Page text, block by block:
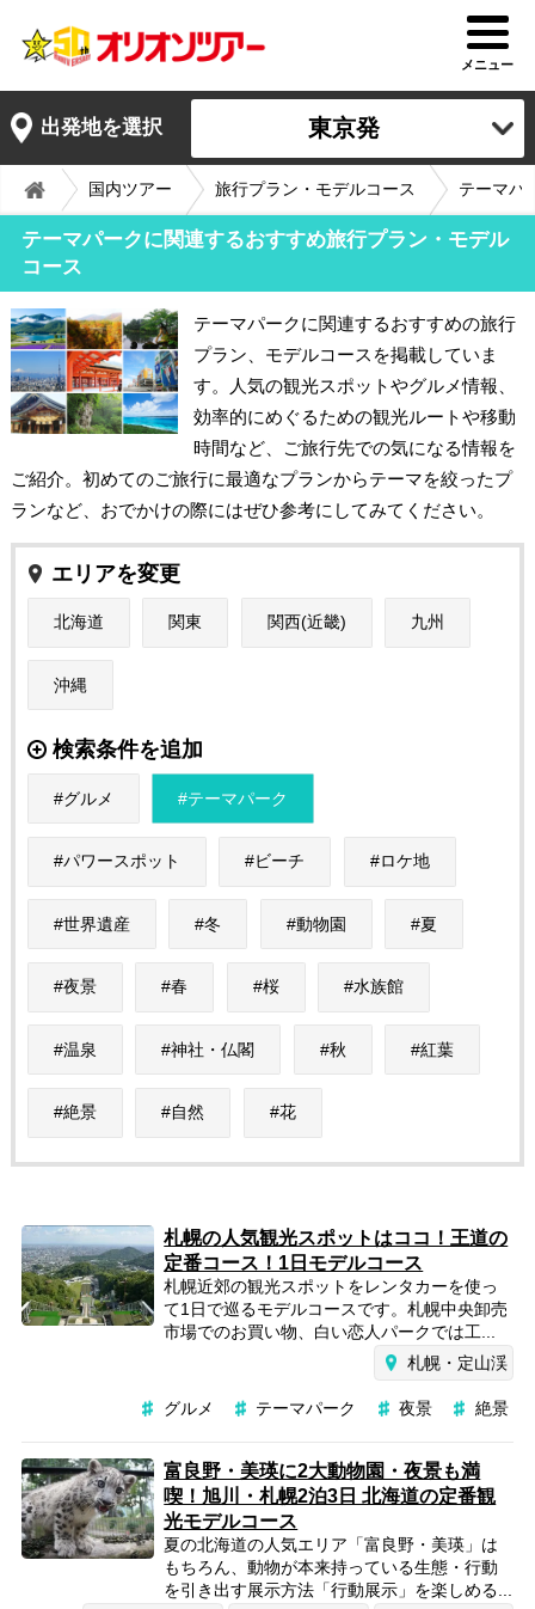
メニュー
出発地を選択 東京発
国内ツアー 旅行プラン・モデルコース テーマパ
テーマパークに関連するおすすめ旅行プラン・モデル
コース
テーマパークに関連するおすすめの旅行
プラン、モデルコースを掲載していま
す。人気の観光スポットやグルメ情報、
効率的にめぐるための観光ルートや移動
時間など、ご旅行先での気になる情報を
ご紹介。初めてのご旅行に最適なプランからテーマを絞ったプ
ランなど、おでかけの際にはぜひ参考にしてみてください。
エリアを変更
北海道 関東 関西(近畿) 九州
沖縄
検索条件を追加
グルメ テーマパーク
パワースポット ビーチ ロケ地
世界遺産 冬 動物園 夏
夜景 春 桜 水族館
温泉 神社・仏閣 秋 紅葉
絶景 自然 花
札幌の人気観光スポットはココ！王道の
定番コース！1日モデルコース
札幌近郊の観光スポットをレンタカーを使っ
て1日で巡るモデルコースです。札幌中央卸売
市場でのお買い物、白い恋人パークでは工...
札幌・定山渓
グルメ テーマパーク 夜景 絶景
富良野・美瑛に2大動物園・夜景も満
喫！旭川・札幌2泊3日 北海道の定番観
光モデルコース
夏の北海道の人気エリア「富良野・美瑛」は
もちろん、動物が本来持っている生態・行動
を引き出す展示方法「行動展示」を楽しめる...